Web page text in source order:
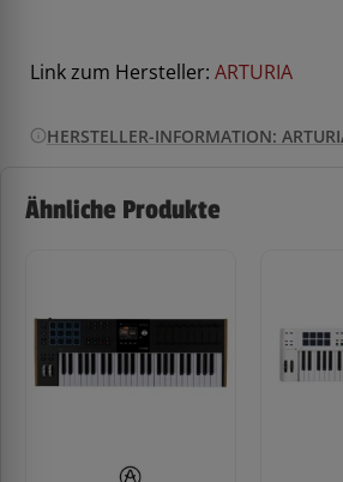
Link zum Hersteller: ARTURIA
HERSTELLER-INFORMATION:
Ähnliche Produkte